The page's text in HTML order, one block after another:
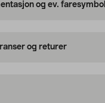
og ev.
og returer